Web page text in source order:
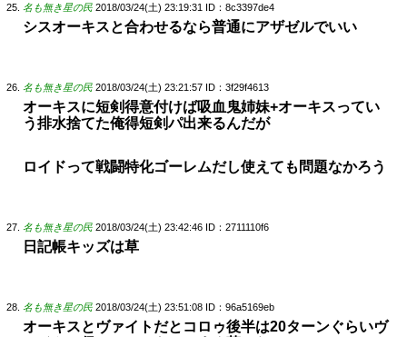
名も無き星の民 2018/03/24(土) 23:19:31 ID：8c3397de4
シスオーキスと合わせるなら普通にアザゼルでいい
名も無き星の民 2018/03/24(土) 23:21:57 ID：3f29f4613
オーキスに短剣得意付けば吸血鬼姉妹+オーキスってい
う排水捨てた俺得短剣パ出来るんだが
ロイドって戦闘特化ゴーレムだし使えても問題なかろう
名も無き星の民 2018/03/24(土) 23:42:46 ID：2711110f6
日記帳キッズは草
名も無き星の民 2018/03/24(土) 23:51:08 ID：96a5169eb
オーキスとヴァイトだとコロゥ後半は20ターンぐらいヴ